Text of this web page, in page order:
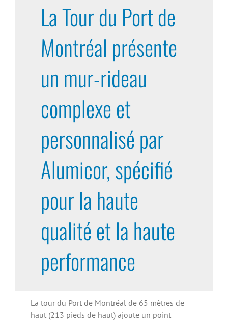
La Tour du Port de
Montréal présente
un mur-rideau
complexe et
personnalisé par
Alumicor, spécifié
pour la haute
qualité et la haute
performance
La tour du Port de Montréal de 65 mètres de
haut (213 pieds de haut) ajoute un point